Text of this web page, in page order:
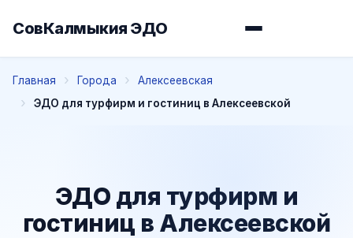
СовКалмыкия ЭДО
Главная Города
Алексеевская
ЭДО для турфирм и гостиниц в Алексеевской
ЭДО для турфирм и
гостиниц в Алексеевской